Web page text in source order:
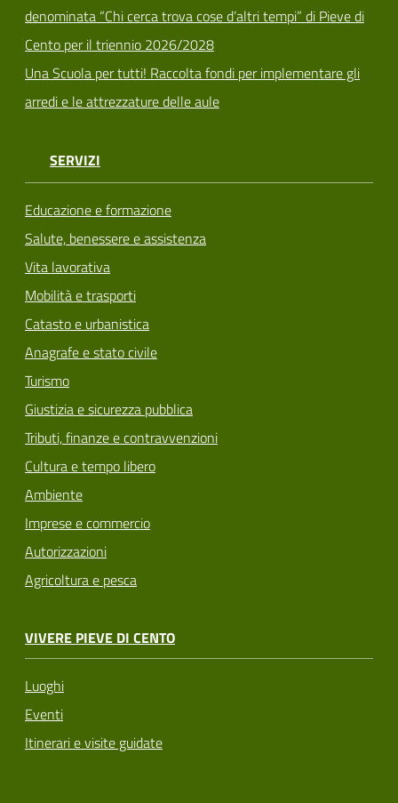
denominata “Chi cerca trova cose d’altri tempi” di Pieve di
Cento per il triennio 2026/2028
Una Scuola per tutti! Raccolta fondi per implementare gli
arredi e le attrezzature delle aule
SERVIZI
Educazione e formazione
Salute, benessere e assistenza
Vita lavorativa
Mobilità e trasporti
Catasto e urbanistica
Anagrafe e stato civile
Turismo
Giustizia e sicurezza pubblica
Tributi, finanze e contravvenzioni
Cultura e tempo libero
Ambiente
Imprese e commercio
Autorizzazioni
Agricoltura e pesca
VIVERE PIEVE DI CENTO
Luoghi
Eventi
Itinerari e visite guidate